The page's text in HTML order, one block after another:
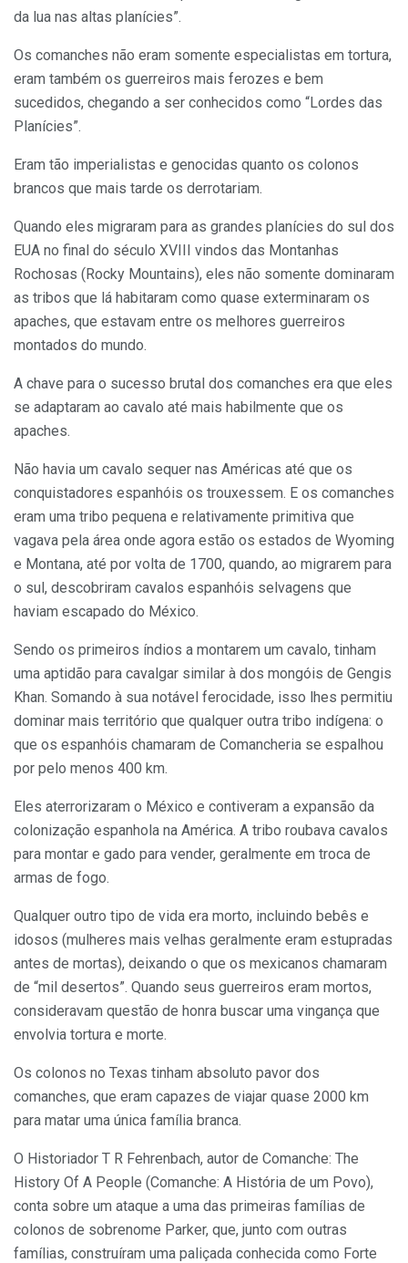
da lua nas altas planícies”.
Os comanches não eram somente especialistas em tortura,
eram também os guerreiros mais ferozes e bem
sucedidos, chegando a ser conhecidos como “Lordes das
Planícies”.
Eram tão imperialistas e genocidas quanto os colonos
brancos que mais tarde os derrotariam.
Quando eles migraram para as grandes planícies do sul dos
EUA no final do século XVIII vindos das Montanhas
Rochosas (Rocky Mountains), eles não somente dominaram
as tribos que lá habitaram como quase exterminaram os
apaches, que estavam entre os melhores guerreiros
montados do mundo.
A chave para o sucesso brutal dos comanches era que eles
se adaptaram ao cavalo até mais habilmente que os
apaches.
Não havia um cavalo sequer nas Américas até que os
conquistadores espanhóis os trouxessem. E os comanches
eram uma tribo pequena e relativamente primitiva que
vagava pela área onde agora estão os estados de Wyoming
e Montana, até por volta de 1700, quando, ao migrarem para
o sul, descobriram cavalos espanhóis selvagens que
haviam escapado do México.
Sendo os primeiros índios a montarem um cavalo, tinham
uma aptidão para cavalgar similar à dos mongóis de Gengis
Khan. Somando à sua notável ferocidade, isso lhes permitiu
dominar mais território que qualquer outra tribo indígena: o
que os espanhóis chamaram de Comancheria se espalhou
por pelo menos 400 km.
Eles aterrorizaram o México e contiveram a expansão da
colonização espanhola na América. A tribo roubava cavalos
para montar e gado para vender, geralmente em troca de
armas de fogo.
Qualquer outro tipo de vida era morto, incluindo bebês e
idosos (mulheres mais velhas geralmente eram estupradas
antes de mortas), deixando o que os mexicanos chamaram
de “mil desertos”. Quando seus guerreiros eram mortos,
consideravam questão de honra buscar uma vingança que
envolvia tortura e morte.
Os colonos no Texas tinham absoluto pavor dos
comanches, que eram capazes de viajar quase 2000 km
para matar uma única família branca.
O Historiador T R Fehrenbach, autor de Comanche: The
History Of A People (Comanche: A História de um Povo),
conta sobre um ataque a uma das primeiras famílias de
colonos de sobrenome Parker, que, junto com outras
famílias, construíram uma paliçada conhecida como Forte